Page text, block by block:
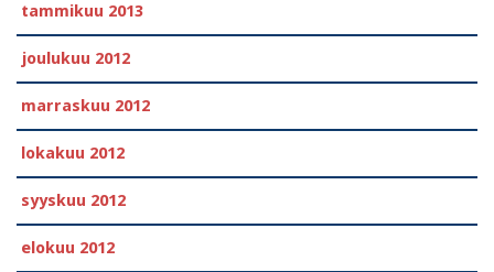
tammikuu 2013
joulukuu 2012
marraskuu 2012
lokakuu 2012
syyskuu 2012
elokuu 2012